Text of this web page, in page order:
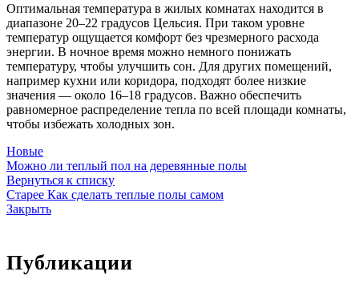
Оптимальная температура в жилых комнатах находится в
диапазоне 20–22 градусов Цельсия. При таком уровне
температур ощущается комфорт без чрезмерного расхода
энергии. В ночное время можно немного понижать
температуру, чтобы улучшить сон. Для других помещений,
например кухни или коридора, подходят более низкие
значения — около 16–18 градусов. Важно обеспечить
равномерное распределение тепла по всей площади комнаты,
чтобы избежать холодных зон.
Новые
Можно ли теплый пол на деревянные полы
Вернуться к списку
Старее Как сделать теплые полы самом
Закрыть
Публикации